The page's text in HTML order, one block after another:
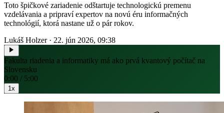
Toto špičkové zariadenie odštartuje technologickú premenu
vzdelávania a pripraví expertov na novú éru informačných
technológií, ktorá nastane už o pár rokov.
Lukáš Holzer · 22. jún 2026, 09:38
Fakulta riadenia a informatiky má ako prvá kvantový počítač na
Slovensku
0:00 / 5:00
1x